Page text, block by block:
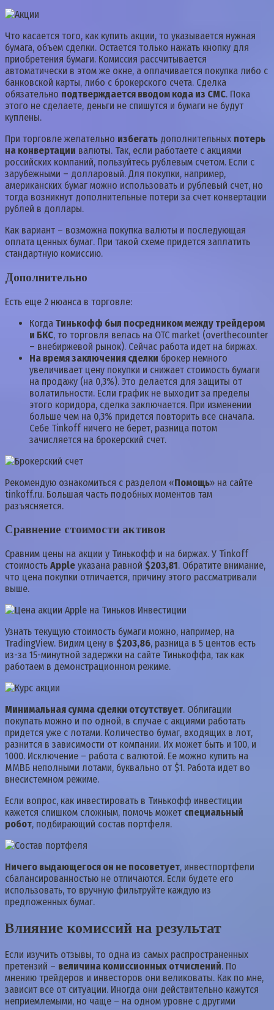
Что касается того, как купить акции, то указывается нужная
бумага, объем сделки. Остается только нажать кнопку для
приобретения бумаги. Комиссия рассчитывается
автоматически в этом же окне, а оплачивается покупка либо с
банковской карты, либо с брокерского счета. Сделка
обязательно подтверждается вводом кода из СМС. Пока
этого не сделаете, деньги не спишутся и бумаги не будут
куплены.
При торговле желательно избегать дополнительных потерь
на конвертации валюты. Так, если работаете с акциями
российских компаний, пользуйтесь рублевым счетом. Если с
зарубежными – долларовый. Для покупки, например,
американских бумаг можно использовать и рублевый счет, но
тогда возникнут дополнительные потери за счет конвертации
рублей в доллары.
Как вариант – возможна покупка валюты и последующая
оплата ценных бумаг. При такой схеме придется заплатить
стандартную комиссию.
Дополнительно
Есть еще 2 нюанса в торговле:
Когда Тинькофф был посредником между трейдером
и БКС, то торговля велась на ОТС market (overthecounter
– внебиржевой рынок). Сейчас работа идет на биржах.
На время заключения сделки брокер немного
увеличивает цену покупки и снижает стоимость бумаги
на продажу (на 0,3%). Это делается для защиты от
волатильности. Если график не выходит за пределы
этого коридора, сделка заключается. При изменении
больше чем на 0,3% придется повторить все сначала.
Себе Tinkoff ничего не берет, разница потом
зачисляется на брокерский счет.
Рекомендую ознакомиться с разделом «Помощь» на сайте
tinkoff.ru. Большая часть подобных моментов там
разъясняется.
Сравнение стоимости активов
Сравним цены на акции у Тинькофф и на биржах. У Tinkoff
стоимость Apple указана равной $203,81. Обратите внимание,
что цена покупки отличается, причину этого рассматривали
выше.
Узнать текущую стоимость бумаги можно, например, на
TradingView. Видим цену в $203,86, разница в 5 центов есть
из-за 15-минутной задержки на сайте Тинькоффа, так как
работаем в демонстрационном режиме.
Минимальная сумма сделки отсутствует. Облигации
покупать можно и по одной, в случае с акциями работать
придется уже с лотами. Количество бумаг, входящих в лот,
разнится в зависимости от компании. Их может быть и 100, и
1000. Исключение – работа с валютой. Ее можно купить на
ММВБ неполными лотами, буквально от $1. Работа идет во
внесистемном режиме.
Если вопрос, как инвестировать в Тинькофф инвестиции
кажется слишком сложным, помочь может специальный
робот, подбирающий состав портфеля.
Ничего выдающегося он не посоветует, инвестпортфели
сбалансированностью не отличаются. Если будете его
использовать, то вручную фильтруйте каждую из
предложенных бумаг.
Влияние комиссий на результат
Если изучить отзывы, то одна из самых распространенных
претензий – величина комиссионных отчислений. По
мнению трейдеров и инвесторов они великоваты. Как по мне,
зависит все от ситуации. Иногда они действительно кажутся
неприемлемыми, но чаще – на одном уровне с другими